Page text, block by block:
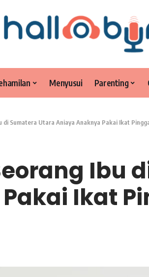
Menyusui Parenting
di Sumatera Utara Aniaya Anaknya Pakai Ikat
Ibu
Ikat